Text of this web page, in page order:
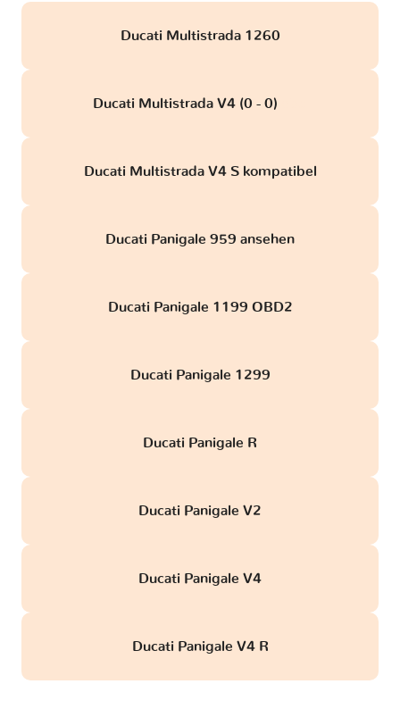
Ducati Multistrada 1260
Ducati Multistrada V4 (0 - 0)
Ducati Multistrada V4 S kompatibel
Ducati Panigale 959 ansehen
Ducati Panigale 1199 OBD2
Ducati Panigale 1299
Ducati Panigale R
Ducati Panigale V2
Ducati Panigale V4
Ducati Panigale V4 R